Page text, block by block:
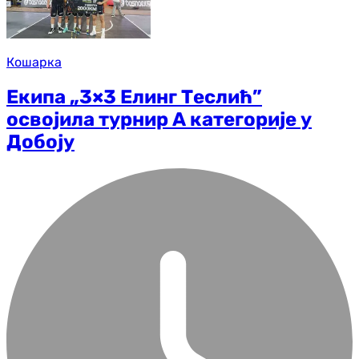
Кошарка
Екипа „3×3 Елинг Теслић”
освојила турнир А категорије у
Добоју